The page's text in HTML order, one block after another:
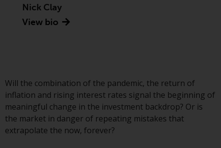
Monetary Authority of Singapore
als lizenzierte
bei der Australian Securities and
Investment Commission; und
Redwheel Europe
Fondsmæglerselskab A/S, die von
der dänischen
Nick Clay
View bio
Will the combination of the pandemic, the return of
inflation and rising interest rates signal the beginning of
meaningful change in the investment backdrop? Or is
the market in danger of repeating mistakes that
extrapolate the now, forever?